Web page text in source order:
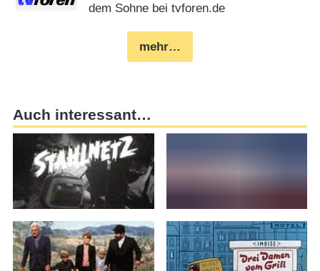
dem Sohne bei tvforen.de
mehr…
Auch interessant…